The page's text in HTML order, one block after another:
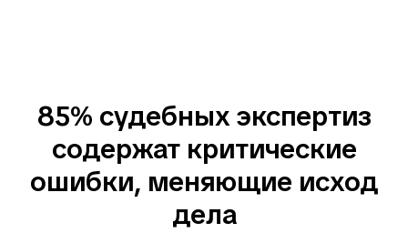
85% судебных экспертиз
содержат критические
ошибки, меняющие исход
дела